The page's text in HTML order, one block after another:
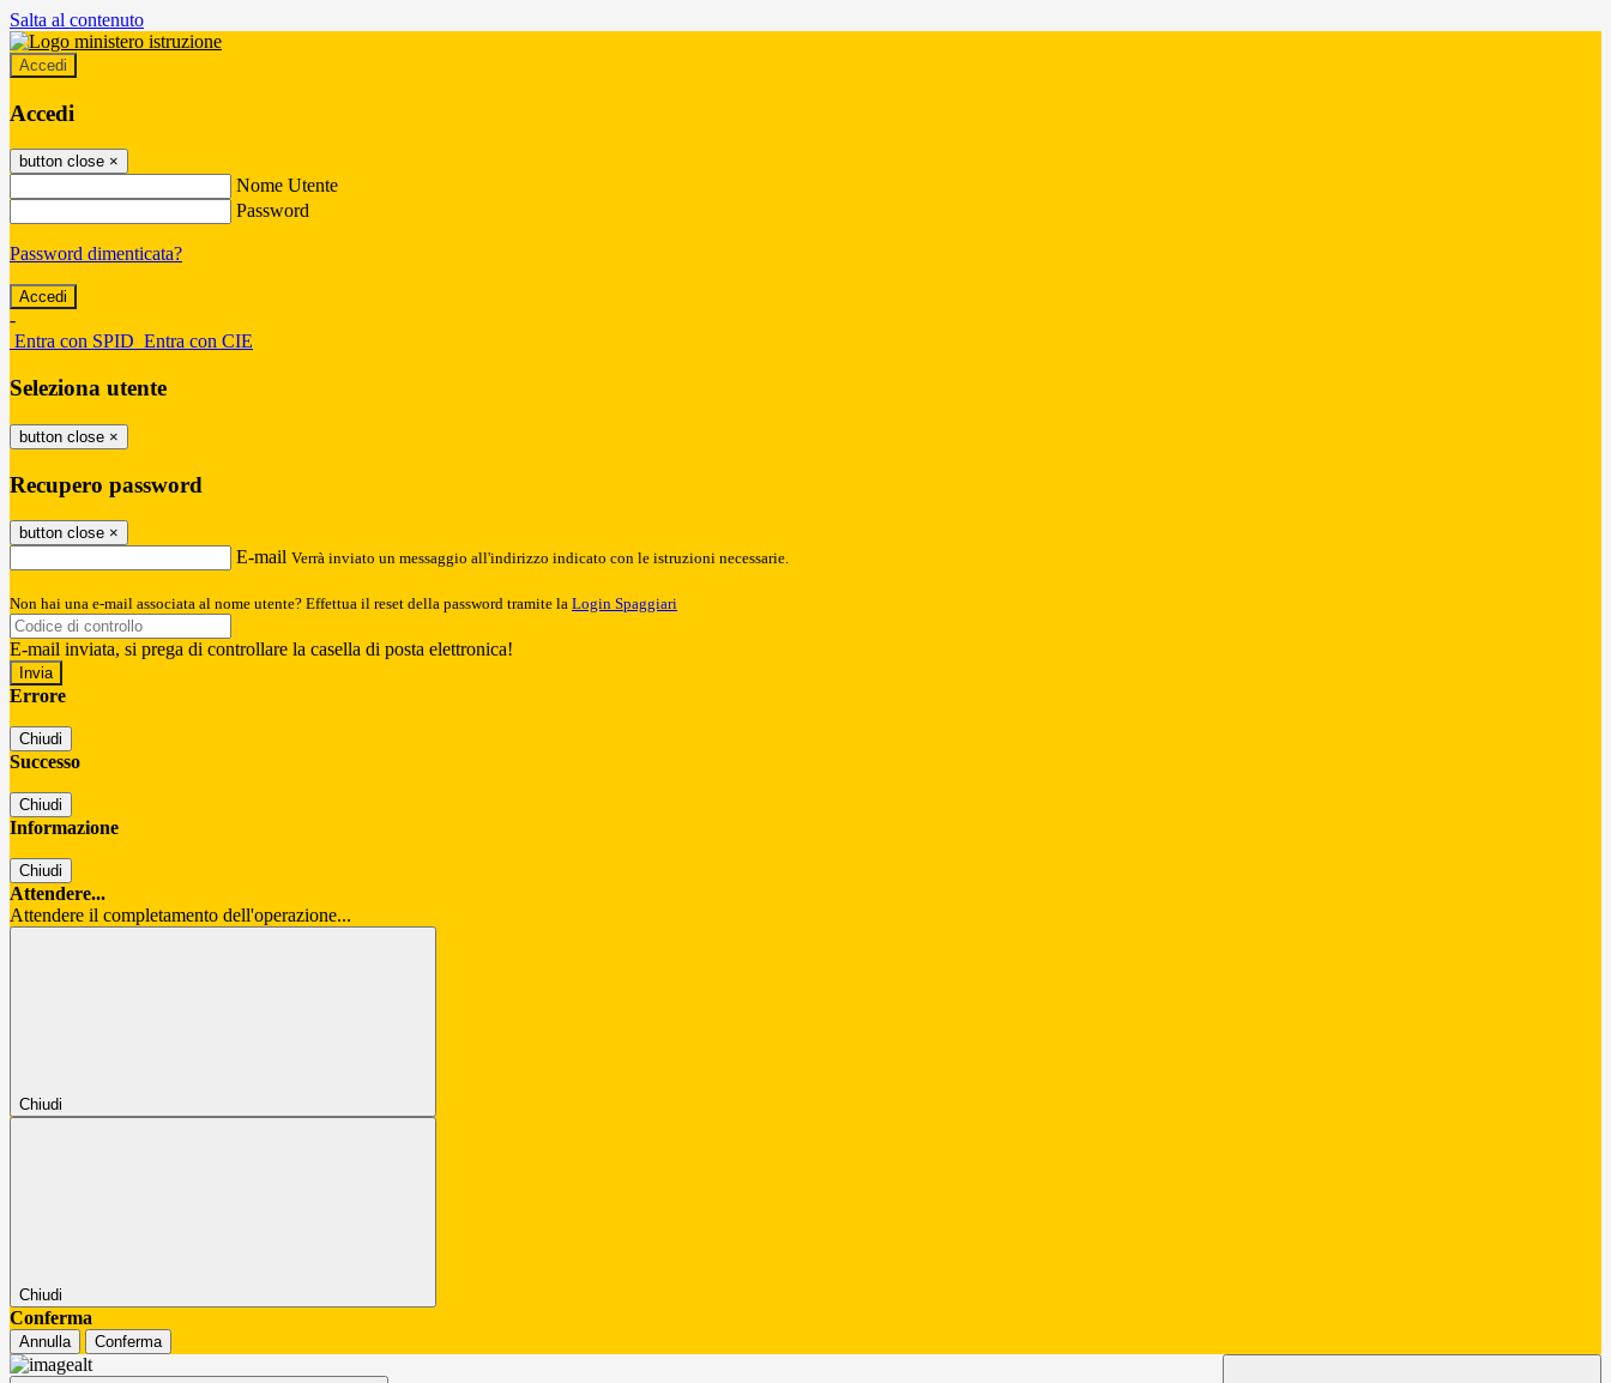
Salta al contenuto
Accedi
Accedi
button close ×
Nome Utente
Password
Password dimenticata?
-
Entra con SPID Entra con CIE
Seleziona utente
button close ×
Recupero password
button close ×
E-mail Verrà inviato un messaggio all'indirizzo indicato con le istruzioni necessarie.
Non hai una e-mail associata al nome utente? Effettua il reset della password tramite la Login Spaggiari
E-mail inviata, si prega di controllare la casella di posta elettronica!
Errore
Chiudi
Successo
Chiudi
Informazione
Chiudi
Attendere...
Attendere il completamento dell'operazione...
Chiudi
Chiudi
Conferma
Annulla Conferma